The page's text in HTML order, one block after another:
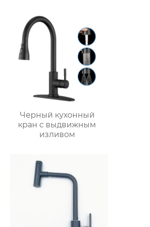
Черный кухонный
кран с выдвижным
изливом